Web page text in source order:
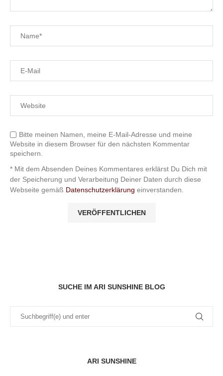
Bitte meinen Namen, meine E-Mail-Adresse und meine
Website in diesem Browser für den nächsten Kommentar
speichern.
* Mit dem Absenden Deines Kommentares erklärst Du Dich mit
der Speicherung und Verarbeitung Deiner Daten durch diese
Webseite gemäß Datenschutzerklärung einverstanden.
SUCHE IM ARI SUNSHINE BLOG
ARI SUNSHINE